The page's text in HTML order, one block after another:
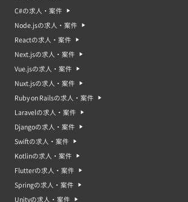
C#の求人・案件
Node.jsの求人・案件
Reactの求人・案件
Next.jsの求人・案件
Vue.jsの求人・案件
Nuxt.jsの求人・案件
Ruby on Railsの求人・案件
Laravelの求人・案件
Djangoの求人・案件
Swiftの求人・案件
Kotlinの求人・案件
Flutterの求人・案件
Springの求人・案件
Unityの求人・案件